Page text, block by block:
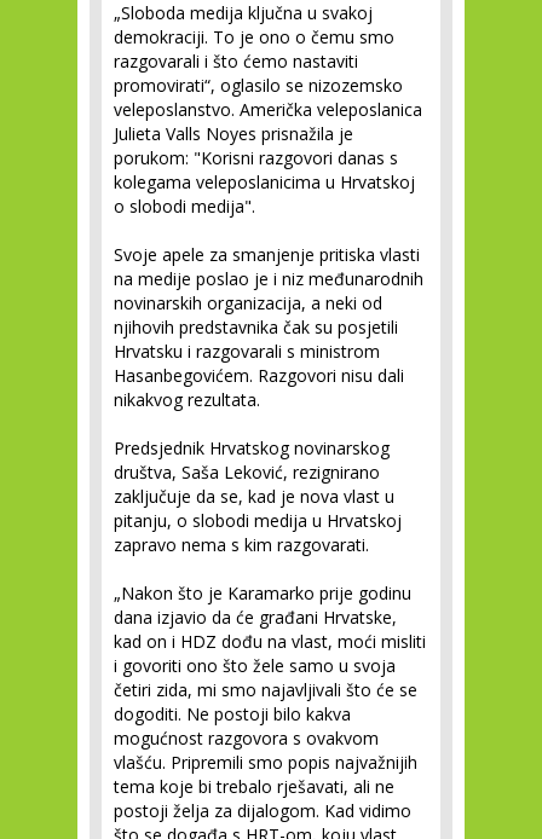
„Sloboda medija ključna u svakoj
demokraciji. To je ono o čemu smo
razgovarali i što ćemo nastaviti
promovirati“, oglasilo se nizozemsko
veleposlanstvo. Američka veleposlanica
Julieta Valls Noyes prisnažila je
porukom: "Korisni razgovori danas s
kolegama veleposlanicima u Hrvatskoj
o slobodi medija".
Svoje apele za smanjenje pritiska vlasti
na medije poslao je i niz međunarodnih
novinarskih organizacija, a neki od
njihovih predstavnika čak su posjetili
Hrvatsku i razgovarali s ministrom
Hasanbegovićem. Razgovori nisu dali
nikakvog rezultata.
Predsjednik Hrvatskog novinarskog
društva, Saša Leković, rezignirano
zaključuje da se, kad je nova vlast u
pitanju, o slobodi medija u Hrvatskoj
zapravo nema s kim razgovarati.
„Nakon što je Karamarko prije godinu
dana izjavio da će građani Hrvatske,
kad on i HDZ dođu na vlast, moći misliti
i govoriti ono što žele samo u svoja
četiri zida, mi smo najavljivali što će se
dogoditi. Ne postoji bilo kakva
mogućnost razgovora s ovakvom
vlašću. Pripremili smo popis najvažnijih
tema koje bi trebalo rješavati, ali ne
postoji želja za dijalogom. Kad vidimo